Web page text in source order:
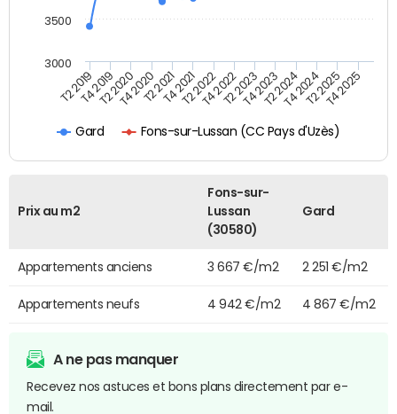
Gard Fons-sur-Lussan (CC Pays d'Uzès)
T2 2019T4 2019T2 2020T4 2020T2 2021T4 2021T2 2022T4 2022T2 2023T4 2023T2 2024T4 2024T2 2025T4 2025
3000
3500
Prix au m2
Fons-sur-
Lussan
(30580)
Gard
Appartements anciens 3 667 €/m2 2 251 €/m2
Appartements neufs 4 942 €/m2 4 867 €/m2
A ne pas manquer
Recevez nos astuces et bons plans directement par e-
mail.